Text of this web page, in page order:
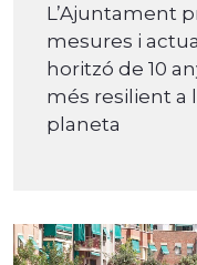
L’Ajuntament
mesures i
horitzó de 10
més resilient a
planeta